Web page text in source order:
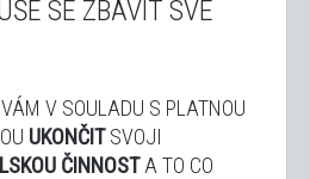
SE ZBAVIT SVÉ
V SOULADU S PLATNOU
UKONČITSVOJI
ČINNOSTA TO CO